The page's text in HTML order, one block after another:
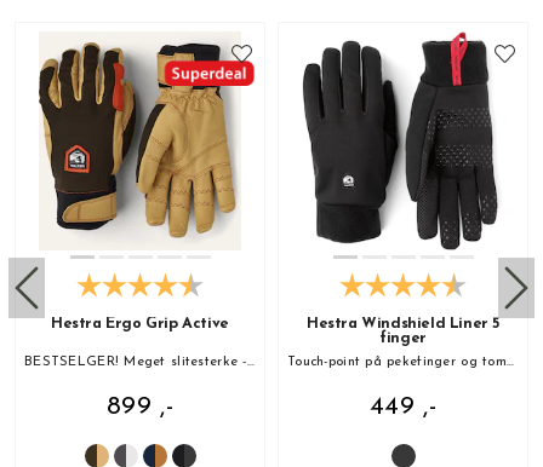
Hestra Ergo Grip Active
BESTSELGER! Meget slitesterke - kan brukes til alt!
899 ,-
Hestra Windshield Liner 5
finger
Touch-point på pekefinger og tommel
449 ,-